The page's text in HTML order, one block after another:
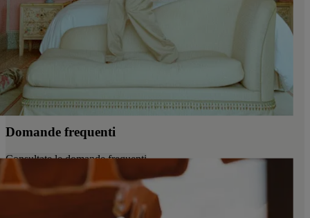
Domande frequenti
Consultate le domande frequenti